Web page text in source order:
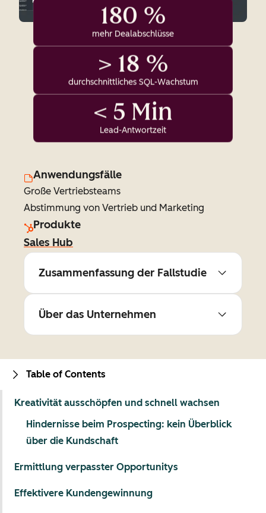
180 %
mehr Dealabschlüsse
> 18 %
durchschnittliches SQL-Wachstum
< 5 Min
Lead-Antwortzeit
Anwendungsfälle
Große Vertriebsteams
Abstimmung von Vertrieb und Marketing
Produkte
Sales Hub
Zusammenfassung der Fallstudie
Über das Unternehmen
Table of Contents
Kreativität ausschöpfen und schnell wachsen
Hindernisse beim Prospecting: kein Überblick
über die Kundschaft
Ermittlung verpasster Opportunitys
Effektivere Kundengewinnung